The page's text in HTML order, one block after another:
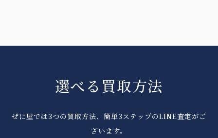
選べる買取方法
ぜに屋では3つの買取方法、簡単3ステップのLINE査定がご
ざいます。